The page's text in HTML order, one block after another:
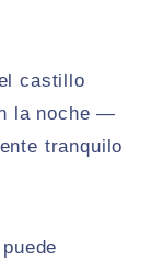
castillo
la noche —
tranquilo